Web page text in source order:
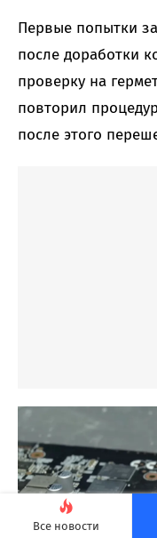
Все новости
Первые попытки
после доработки
проверку на
повторил
после этого